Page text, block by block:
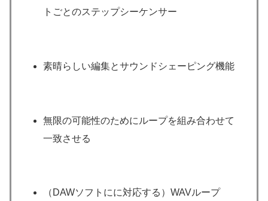
トごとのステップシーケンサー
素晴らしい編集とサウンドシェーピング機能
無限の可能性のためにループを組み合わせて
一致させる
（DAWソフトにに対応する）WAVループ